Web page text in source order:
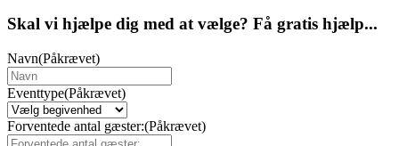
Skal vi hjælpe dig med at vælge? Få gratis hjælp...
Navn(Påkrævet)
Eventtype(Påkrævet)
Forventede antal gæster:(Påkrævet)